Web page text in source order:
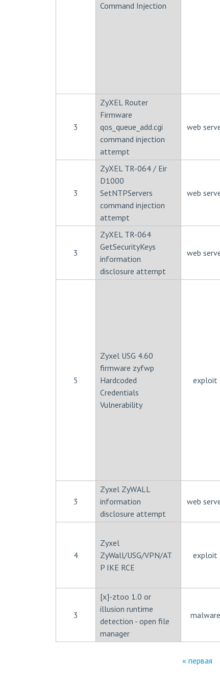
Command Injection
3
ZyXEL Router
Firmware
qos_queue_add.cgi
command injection
attempt
web
3
ZyXEL TR-064 / Eir
D1000
SetNTPServers
command injection
attempt
web
3
ZyXEL TR-064
GetSecurityKeys
information
disclosure attempt
web
5
Zyxel USG 4.60
firmware zyfwp
Hardcoded
Credentials
Vulnerability
exploit
3
Zyxel ZyWALL
information
disclosure attempt
web
4
Zyxel
ZyWall/USG/VPN/AT
P IKE RCE
exploit
3
[x]-ztoo 1.0 or
illusion runtime
detection - open file
manager
malware
« первая